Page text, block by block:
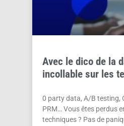
Avec le dico de la
incollable sur les
0 party data, A/B testing,
PRM… Vous êtes perdus
techniques ? Pas de